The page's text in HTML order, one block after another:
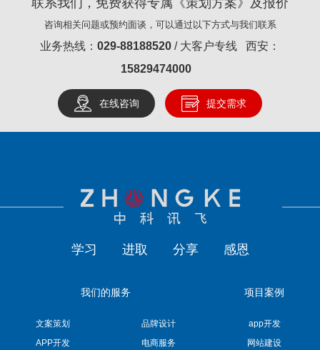
联系我们，免费获得专属《策划方案》及报价
咨询相关问题或预约面谈，可以通过以下方式与我们联系
业务热线： 029-88188520 / 大客户专线 西安：
15829474000
在线咨询 提交需求
学习 进取 分享 感恩
我们的服务
文案策划
品牌设计
APP开发
电商服务
项目案例
app开发
网站建设